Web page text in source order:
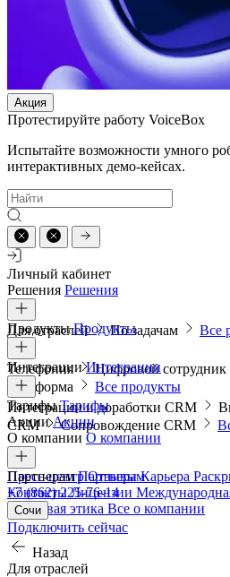
Акция
Протестируйте работу VoiceBox
Испытайте возможности умного
интерактивных демо-кейсах.
Личный кабинет
Решения Решения
Для отраслей По задачам Все
ПродуктыПродукты
Телефония Цифровой сотрудник
платформа
Все продукты
ИнтеграцииИнтеграции
Интеграции и доработки CRM
CRM
Сопровождение CRM
ТарифыТарифы
АкцииАкции
О компании О компании
Пресс-центрОтзывыКарьера
КонтактыЛицензии
и деловая этика Все о компании
ПартнерамПартнерам
+7 (862) 225-76-14
Сочи
Подключить сейчас
Назад
Для отраслей